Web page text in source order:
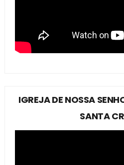
IGREJA DE NOSSA
SANTA